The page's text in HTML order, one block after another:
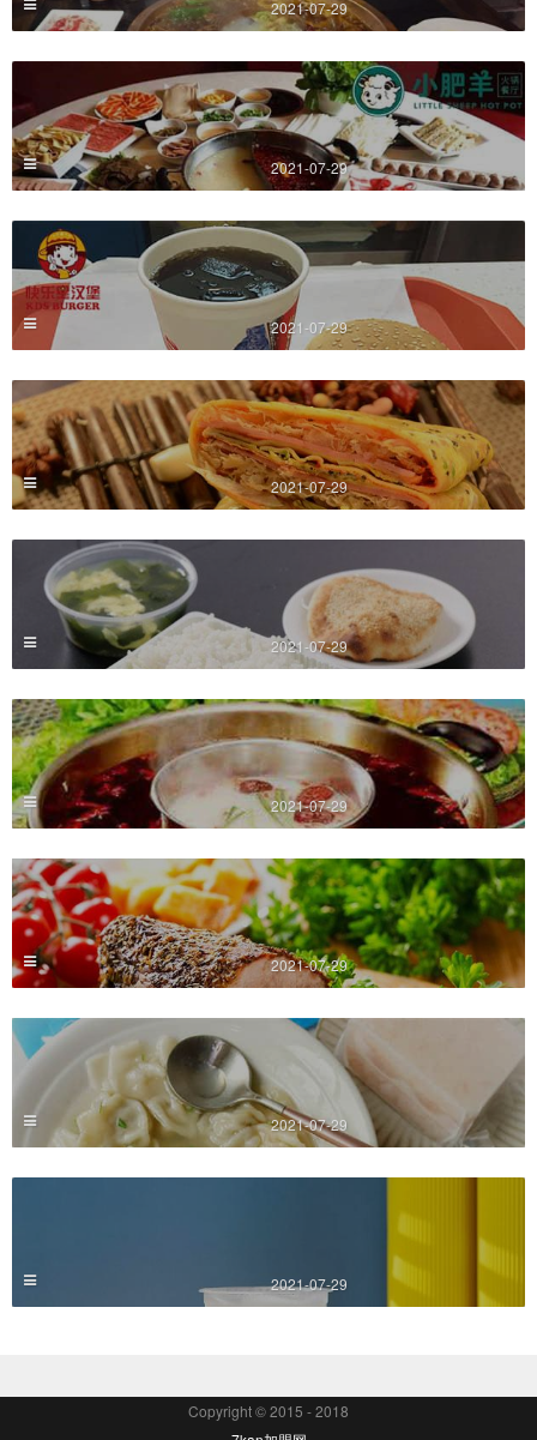
2021-07-29
2021-07-29
2021-07-29
2021-07-29
2021-07-29
2021-07-29
2021-07-29
2021-07-29
2021-07-29
Copyright © 2015 - 2018